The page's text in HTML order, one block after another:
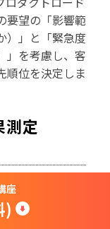
要望の「影響範
）」と「緊急度
」を考慮し、客
順位を決定しま
定
し、その結果
回します。
座
)